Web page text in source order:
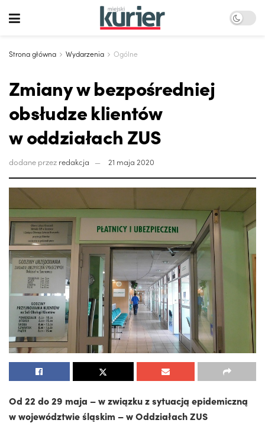
Strona główna Wydarzenia Ogólne
Zmiany w bezpośredniej
obsłudze klientów
w oddziałach ZUS
dodane przez redakcja 21 maja 2020
Od 22 do 29 maja – w związku z sytuacją epidemiczną
w województwie śląskim – w Oddziałach ZUS